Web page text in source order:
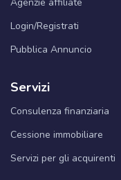
Login/Registrati
Pubblica Annuncio
Servizi
Consulenza finanziaria
Cessione immobiliare
Servizi per gli acquirenti